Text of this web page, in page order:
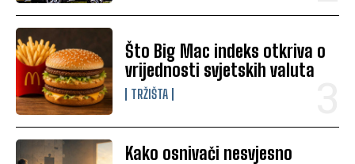
Što Big Mac indeks otkriva o
vrijednosti svjetskih valuta
TRŽIŠTA
Kako osnivači nesvjesno